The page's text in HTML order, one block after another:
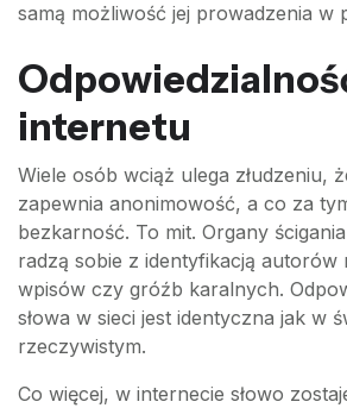
samą możliwość jej prowadzenia w
internetu
Wiele osób wciąż ulega złudzeniu,
zapewnia anonimowość, a co za
bezkarność. To mit. Organy
radzą sobie z identyfikacją autorów
wpisów czy gróźb karalnych.
słowa w sieci jest identyczna jak w
rzeczywistym.
Co więcej, w internecie słowo